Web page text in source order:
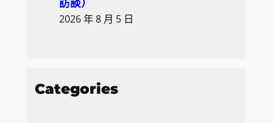
訪談）
2026 年 8 月 5 日
Categories